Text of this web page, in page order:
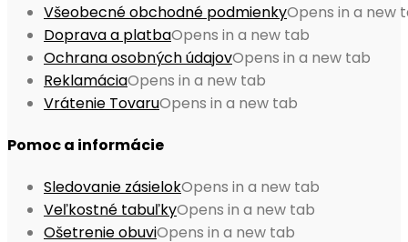
Všeobecné obchodné podmienkyOpens in a new
Doprava a platbaOpens in a new tab
Ochrana osobných údajovOpens in a new tab
ReklamáciaOpens in a new tab
Vrátenie TovaruOpens in a new tab
Pomoc a informácie
Sledovanie zásielokOpens in a new tab
Veľkostné tabuľkyOpens in a new tab
Ošetrenie obuviOpens in a new tab